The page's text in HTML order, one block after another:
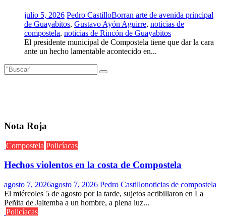
julio 5, 2026 Pedro CastilloBorran arte de avenida principal
de Guayabitos, Gustavo Ayón Aguirre, noticias de
compostela, noticias de Rincón de Guayabitos
El presidente municipal de Compostela tiene que dar la cara
ante un hecho lamentable acontecido en...
Nota Roja
Compostela Policíacas
Hechos violentos en la costa de Compostela
agosto 7, 2026agosto 7, 2026 Pedro Castillonoticias de compostela
El miércoles 5 de agosto por la tarde, sujetos acribillaron en La
Peñita de Jaltemba a un hombre, a plena luz...
Policíacas